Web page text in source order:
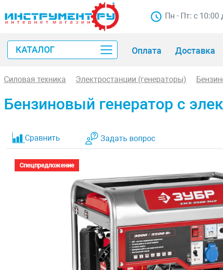
Пн - Пт: с 10:00
КАТАЛОГ Оплата Доставка
Силовая техника Электростанции (генераторы)
Бензиновый генератор с
Сравнить Задать вопрос
Спецпредложение